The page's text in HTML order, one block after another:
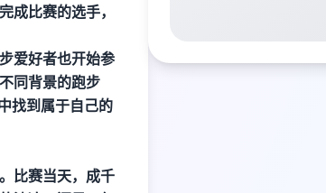
成比赛的选手，
爱好者也开始参
同背景的跑步
找到属于自己的
比赛当天，成千